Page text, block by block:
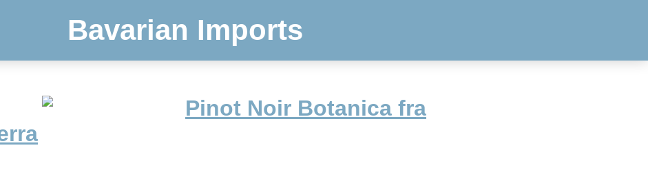
Bavarian Imports
Pinot Noir Botanica fra